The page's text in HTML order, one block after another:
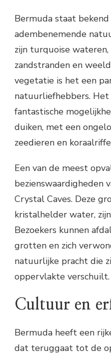
Bermuda staat bekend
adembenemende
zijn turquoise
zandstranden en
vegetatie is het een
natuurliefhebbers.
fantastische
duiken, met een
zeedieren en
Een van de meest
bezienswaardigheden
Crystal Caves. Deze
kristalhelder water,
Bezoekers kunnen
grotten en zich
natuurlijke pracht die
oppervlakte verschuilt.
Cultuur en
Bermuda heeft een
dat teruggaat tot de